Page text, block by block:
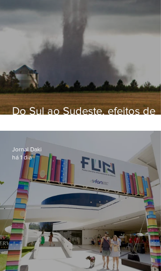
Do Sul ao Sudeste, efeitos de
apreensão na população
Jornal Daki
há 1 dia